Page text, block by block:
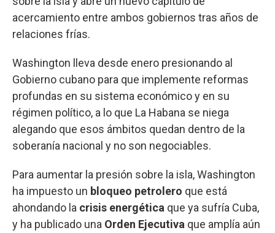
acercamiento entre ambos gobiernos tras años de
relaciones frías.
Washington lleva desde enero presionando al
Gobierno cubano para que implemente reformas
profundas en su sistema económico y en su
régimen político, a lo que La Habana se niega
alegando que esos ámbitos quedan dentro de la
soberanía nacional y no son negociables.
Para aumentar la presión sobre la isla, Washington
ha impuesto un bloqueo petrolero que está
ahondando la crisis energética que ya sufría Cuba,
y ha publicado una Orden Ejecutiva que amplía aún